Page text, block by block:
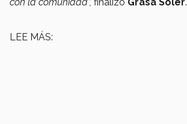
LEE MÁS: